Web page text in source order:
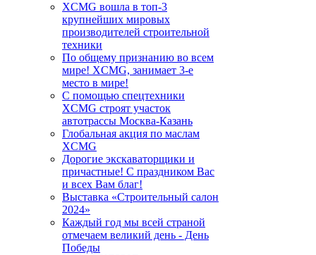
XCMG вошла в топ-3
крупнейших мировых
производителей строительной
техники
По общему признанию во всем
мире! XCMG, занимает 3-е
место в мире!
С помощью спецтехники
XCMG строят участок
автотрассы Москва-Казань
Глобальная акция по маслам
XCMG
Дорогие экскаваторщики и
причастные! С праздником Вас
и всех Вам благ!
Выставка «Строительный салон
2024»
Каждый год мы всей страной
отмечаем великий день - День
Победы